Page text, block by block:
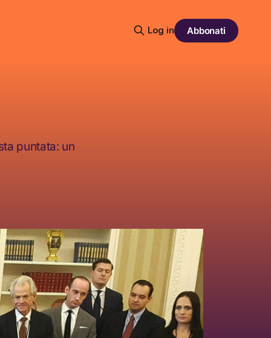
Log in Abbonati
puntata: un